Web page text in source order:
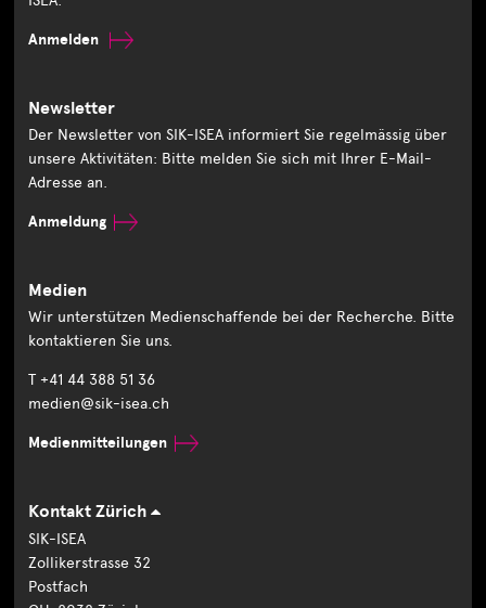
Anmelden
Newsletter
Der Newsletter von SIK-ISEA informiert Sie regelmässig über
unsere Aktivitäten: Bitte melden Sie sich mit Ihrer E-Mail-
Adresse an.
Anmeldung
Medien
Wir unterstützen Medienschaffende bei der Recherche. Bitte
kontaktieren Sie uns.
T +41 44 388 51 36
medien@sik-isea.ch
Medienmitteilungen
Kontakt Zürich
SIK-ISEA
Zollikerstrasse 32
Postfach